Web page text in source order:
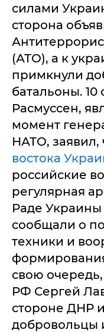
силами
сторона
(АТО), а к
примкнули
батальоны.
Расмуссен,
момент
НАТО, заявил,
востока
российские
регулярная
Раде
сообщали о
техники и
свою
РФ Сергей
стороне ДНР
добровольцы